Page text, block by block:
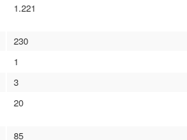
1.221
230
1
3
20
85